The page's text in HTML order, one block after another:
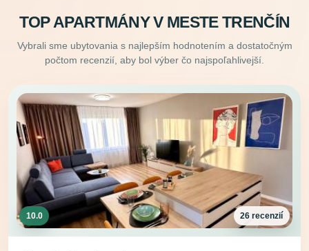
TOP APARTMÁNY V MESTE TRENČÍN
Vybrali sme ubytovania s najlepším hodnotením a dostatočným
počtom recenzií, aby bol výber čo najspoľahlivejší.
10.0 26 recenzií